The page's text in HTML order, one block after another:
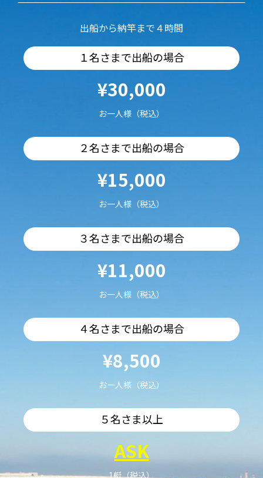
出船から納竿まで４時間
１名さまで出船の場合
¥30,000
お一人様（税込）
２名さまで出船の場合
¥15,000
お一人様（税込）
３名さまで出船の場合
¥11,000
お一人様（税込）
４名さまで出船の場合
¥8,500
お一人様（税込）
５名さま以上
ASK
1艇（税込）